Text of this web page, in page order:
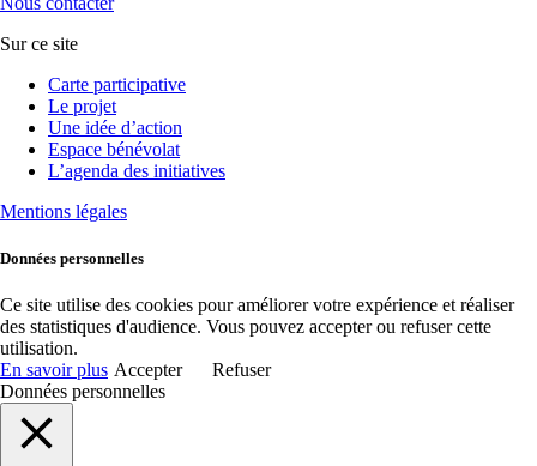
Sur ce site
Carte participative
Le projet
Une idée d’action
Espace bénévolat
L’agenda des initiatives
Mentions légales
Données personnelles
Ce site utilise des cookies pour améliorer votre expérience et réaliser
des statistiques d'audience. Vous pouvez accepter ou refuser cette
utilisation.
En savoir plus Accepter
Refuser
Données personnelles